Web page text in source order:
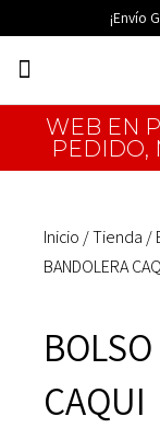
al
contenido
¡Envío
Menú
WEB EN
PEDIDO,
Inicio /Tienda /
BANDOLERA
CAQUI